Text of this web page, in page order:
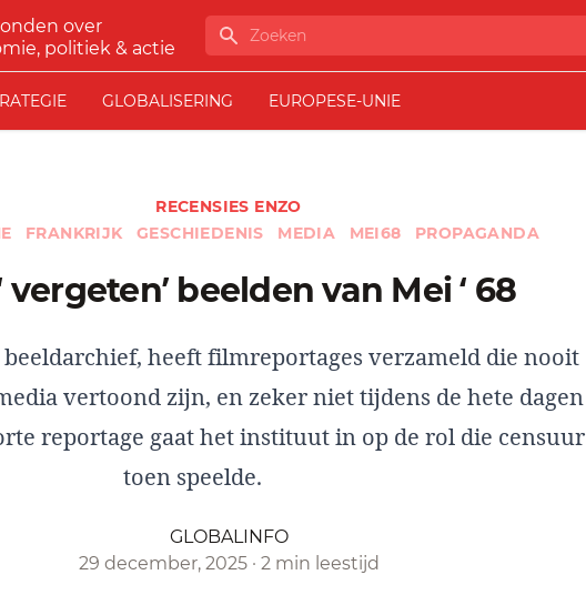
over
politiek & actie
Zoeken
GLOBALISERING EUROPESE-UNIE
RECENSIES ENZO
FRANKRIJK GESCHIEDENIS MEDIA MEI68 PROPAGANDA
‘ vergeten’ beelden van Mei ‘ 68
heeft filmreportages verzameld die nooit
vertoond zijn, en zeker niet tijdens de hete dagen
reportage gaat het instituut in op de rol die censuur
toen speelde.
GLOBALINFO
29 december, 2025 · 2 min leestijd